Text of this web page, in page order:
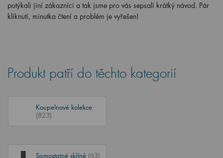
kliknutí, minutka čtení a problém je vyřešen!
Produkt patří do těchto kategorií
(823)